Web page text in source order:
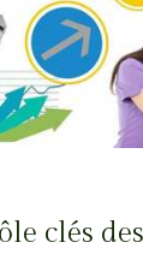
clés